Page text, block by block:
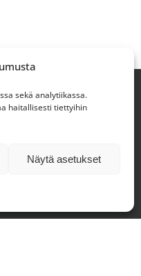
sekä analytiikassa.
haitallisesti tiettyihin
Näytä asetukset